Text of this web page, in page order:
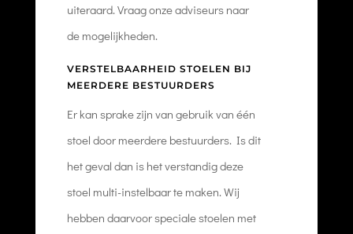
uiteraard. Vraag onze adviseurs naar
de mogelijkheden.
VERSTELBAARHEID STOELEN BIJ
MEERDERE BESTUURDERS
Er kan sprake zijn van gebruik van één
stoel door meerdere bestuurders. Is dit
het geval dan is het verstandig deze
stoel multi-instelbaar te maken. Wij
hebben daarvoor speciale stoelen met